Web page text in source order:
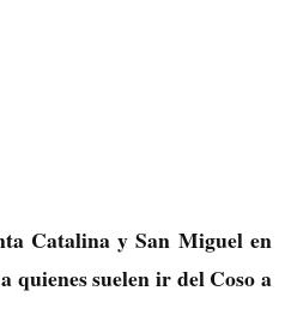
Catalina y San Miguel en
quienes suelen ir del Coso a